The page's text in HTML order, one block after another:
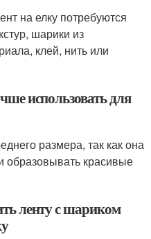
на елку потребуются
шарики из
клей, нить или
использовать для
размера, так как она
образовывать красивые
ленту с шариком